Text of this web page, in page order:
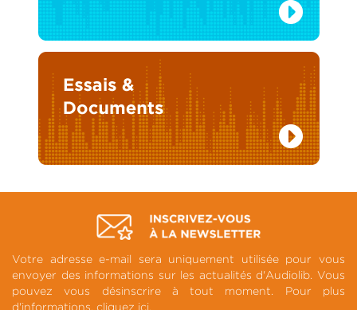
Votre adresse e-mail sera uniquement utilisée pour vous
envoyer des informations sur les actualités d'Audiolib. Vous
pouvez vous désinscrire à tout moment. Pour plus
d'informations, cliquez ici.